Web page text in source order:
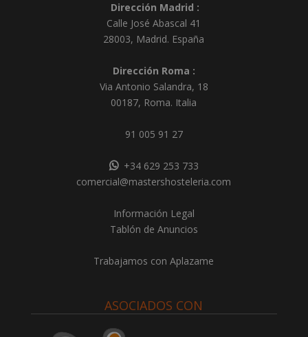
Dirección Madrid :
Calle José Abascal 41
28003, Madrid. España
Dirección Roma :
Via Antonio Salandra, 18
00187, Roma. Italia
91 005 91 27
+34 629 253 733
comercial@mastershosteleria.com
Información Legal
Tablón de Anuncios
Trabajamos con Aplazame
ASOCIADOS CON